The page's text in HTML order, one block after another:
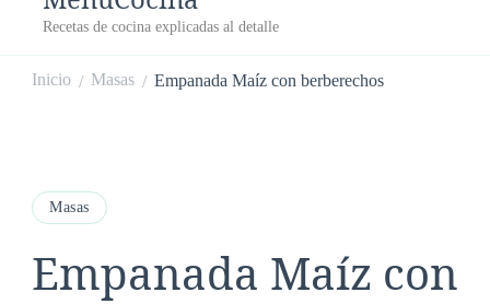
Recetas de cocina explicadas al detalle
Inicio / Masas / Empanada Maíz con berberechos
Masas
Empanada Maíz con